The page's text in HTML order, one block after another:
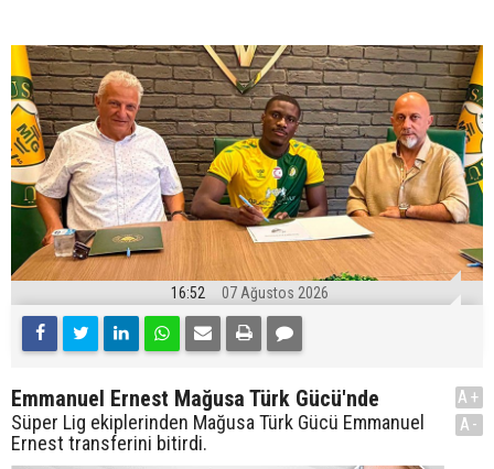
16:52 07 Ağustos 2026
Emmanuel Ernest Mağusa Türk Gücü'nde
Süper Lig ekiplerinden Mağusa Türk Gücü Emmanuel
Ernest transferini bitirdi.
A+
A-